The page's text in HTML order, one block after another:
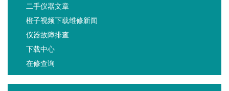
二手仪器文章
橙子视频下载维修新闻
仪器故障排查
下载中心
在修查询